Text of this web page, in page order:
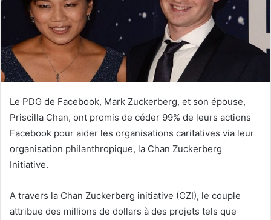
Le PDG de Facebook, Mark Zuckerberg, et son épouse,
Priscilla Chan, ont promis de céder 99% de leurs actions
Facebook pour aider les organisations caritatives via leur
organisation philanthropique, la Chan Zuckerberg
Initiative.
A travers la Chan Zuckerberg initiative (CZI), le couple
attribue des millions de dollars à des projets tels que